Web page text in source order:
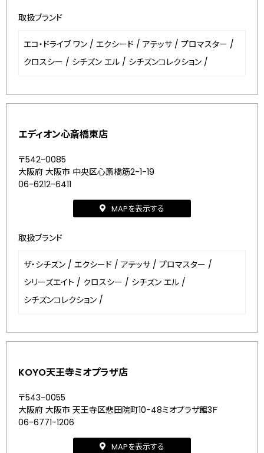
取扱ブランド
エコ・ドライブ ワン / エクシード / アテッサ / プロマスター /
クロスシー / シチズン エル / シチズンコレクション /
エディオン心斎橋東店
〒542-0085
大阪府 大阪市 中央区心斎橋筋2-1-19
06-6212-6411
MAPを表示する
取扱ブランド
ザ・シチズン / エクシード / アテッサ / プロマスター /
シリーズエイト / クロスシー / シチズン エル /
シチズンコレクション /
KOYO天王寺ミオプラザ店
〒543-0055
大阪府 大阪市 天王寺区悲田院町10-48ミオプラザ館3Ｆ
06-6771-1206
MAPを表示する